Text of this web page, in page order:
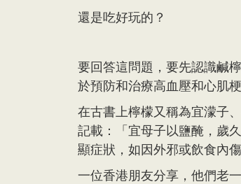
還是吃好玩的？
要回答這問題，要先認識鹹
於預防和治療高血壓和心肌
在古書上檸檬又稱為宜濛子
記載：「宜母子以鹽醃，歲
顯症狀，如因外邪或飲食內
一位香港朋友分享，他們老